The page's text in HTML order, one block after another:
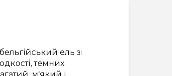
ель зі
темних